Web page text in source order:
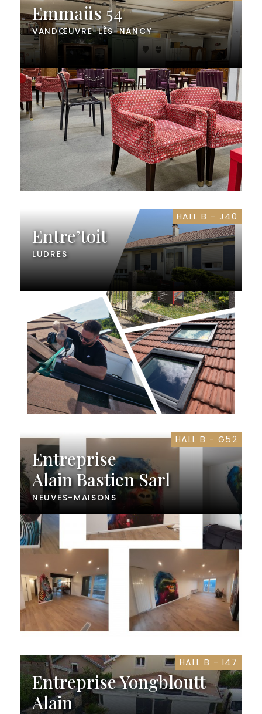
Emmaüs 54
VANDŒUVRE-LÈS-NANCY
HALL B - J40
Entre’toit
LUDRES
HALL B - G52
Entreprise
Alain Bastien Sarl
NEUVES-MAISONS
HALL B - I47
Entreprise Yongbloutt
Alain